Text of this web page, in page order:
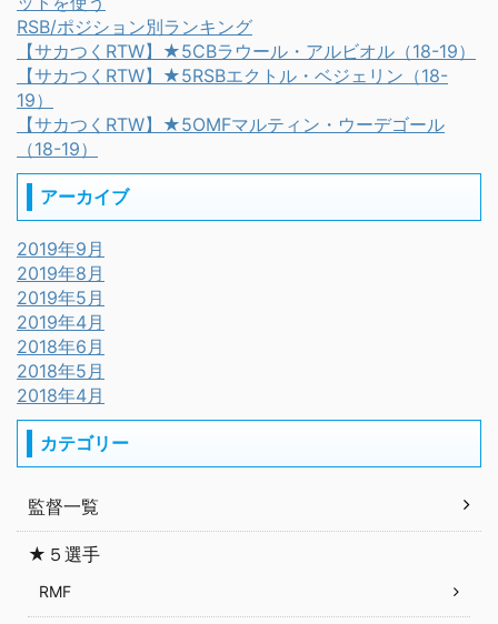
RSB/ポジション別ランキング
【サカつくRTW】★5CBラウール・アルビオル（18-19）
【サカつくRTW】★5RSBエクトル・ベジェリン（18-
19）
【サカつくRTW】★5OMFマルティン・ウーデゴール
（18-19）
アーカイブ
2019年9月
2019年8月
2019年5月
2019年4月
2018年6月
2018年5月
2018年4月
カテゴリー
監督一覧
★５選手
RMF